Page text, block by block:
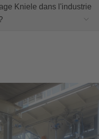
Kniele dans l'industrie